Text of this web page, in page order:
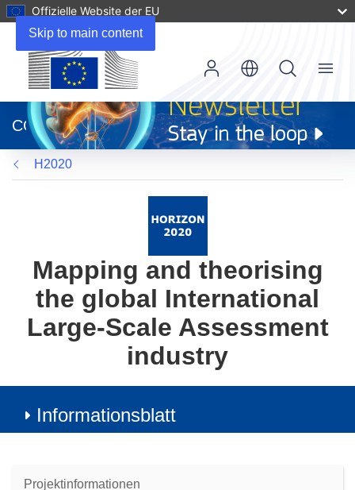
Skip to main content
Offizielle Website der EU
neuem
Fenster)
CORDIS
Menu
H2020
Mapping and theorising
the global International
Large-Scale Assessment
industry
Informationsblatt
Projektinformationen